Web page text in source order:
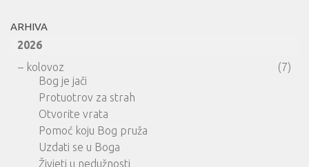
ARHIVA
2026
– kolovoz
(7)
Bog je jači
Protuotrov za strah
Otvorite vrata
Pomoć koju Bog pruža
Uzdati se u Boga
Živjeti u nedužnosti